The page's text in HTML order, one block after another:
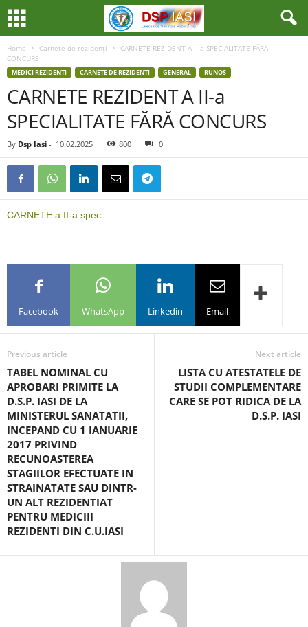
Home Carnete de rezidenți
CARNETE REZIDENT A II-a SPECIALITATE FĂRĂ
CONCURS
MEDICI REZIDENTI CARNETE DE REZIDENȚI GENERAL RUNOS
CARNETE REZIDENT A II-a
SPECIALITATE FĂRĂ CONCURS
By Dsp Iasi - 10.02.2025 800 0
CARNETE a II-a spec.
Facebook WhatsApp Linkedin Email
Previous article
TABEL NOMINAL CU
APROBARI PRIMITE LA
D.S.P. IASI DE LA
MINISTERUL SANATATII,
INCEPAND CU 1 IANUARIE
2017 PRIVIND
RECUNOASTEREA
STAGIILOR EFECTUATE IN
STRAINATATE SAU DINTR-
UN ALT REZIDENTIAT
PENTRU MEDICIII
REZIDENTI DIN C.U.IASI
Next article
LISTA CU ATESTATELE DE
STUDII COMPLEMENTARE
CARE SE POT RIDICA DE LA
D.S.P. IASI